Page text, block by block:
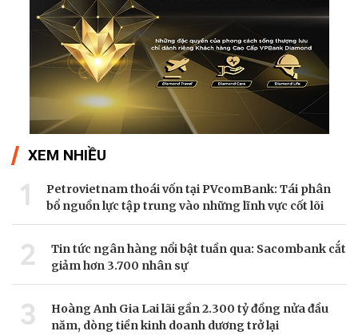
XEM NHIỀU
1
Petrovietnam thoái vốn tại PVcomBank: Tái phân
bổ nguồn lực tập trung vào những lĩnh vực cốt lõi
2
Tin tức ngân hàng nổi bật tuần qua: Sacombank cắt
giảm hơn 3.700 nhân sự
3
Hoàng Anh Gia Lai lãi gần 2.300 tỷ đồng nửa đầu
năm, dòng tiền kinh doanh dương trở lại